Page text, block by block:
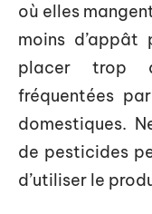
où elles
moins
placer trop
fréquentées
domestiques.
de pesticides
d’utiliser le